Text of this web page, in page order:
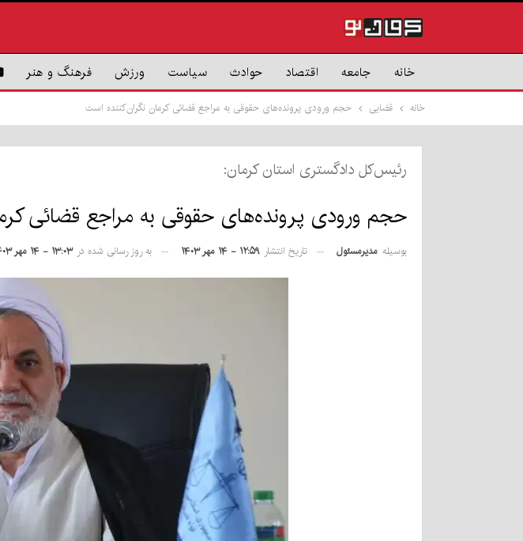
خانه جامعه اقتصاد حوادث سیاست ورزش فرهنگ و هنر
خانه قضایی حجم ورودی پرونده‌های حقوقی به مراجع قضائی کرمان نگران‌کننده است
رئیس‌کل دادگستری استان کرمان:
حجم ورودی پرونده‌های حقوقی به مراجع قضائی
بوسیله مدیرمسئول تاریخ انتشار ۱۲:۵۹ - ۱۴ مهر ۱۴۰۳ به روز رسانی شده در ۱۳:۰۳ - ۱۴ مهر ۱۴۰۳